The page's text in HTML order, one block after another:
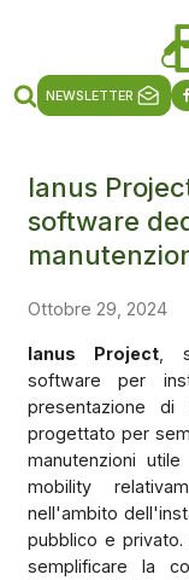
NEWSLETTER
Ianus
software
Ottobre 29, 2024
Ianus Project,
software per
presentazione di
progettato per
manutenzioni
mobility
nell'ambito
pubblico e
semplificare la